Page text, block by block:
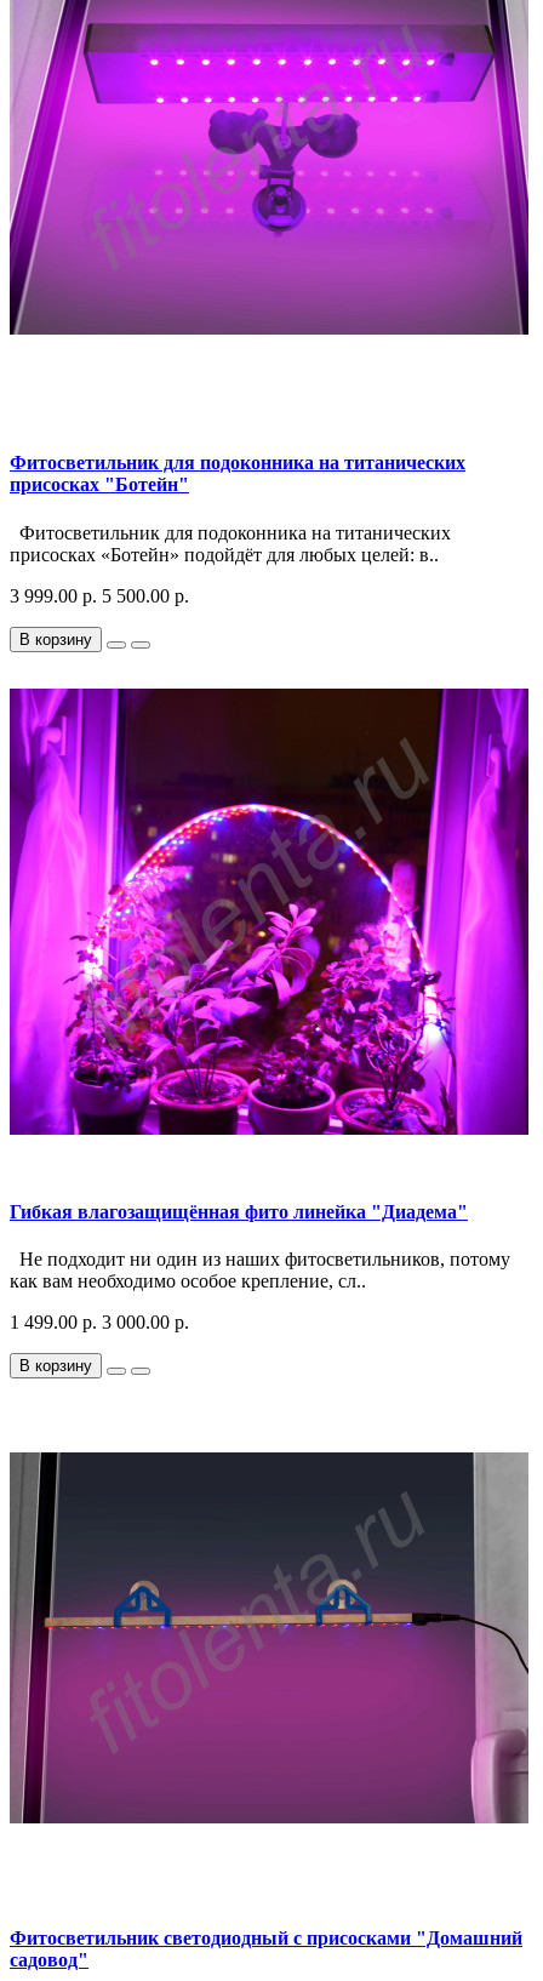
Фитосветильник для подоконника на титанических
присосках "Ботейн"
Фитосветильник для подоконника на титанических
присосках «Ботейн» подойдёт для любых целей: в..
3 999.00 р. 5 500.00 р.
В корзину
Гибкая влагозащищённая фито линейка "Диадема"
Не подходит ни один из наших фитосветильников, потому
как вам необходимо особое крепление, сл..
1 499.00 р. 3 000.00 р.
В корзину
Фитосветильник светодиодный с присосками "Домашний
садовод"